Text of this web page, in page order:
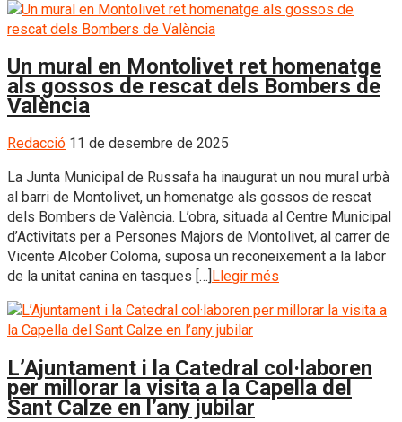
Un mural en Montolivet ret homenatge
als gossos de rescat dels Bombers de
València
Redacció 11 de desembre de 2025
La Junta Municipal de Russafa ha inaugurat un nou mural urbà
al barri de Montolivet, un homenatge als gossos de rescat
dels Bombers de València. L’obra, situada al Centre Municipal
d’Activitats per a Persones Majors de Montolivet, al carrer de
Vicente Alcober Coloma, suposa un reconeixement a la labor
de la unitat canina en tasques […] Llegir més
L’Ajuntament i la Catedral col·laboren
per millorar la visita a la Capella del
Sant Calze en l’any jubilar